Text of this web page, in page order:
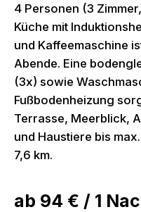
4 Personen (3
Küche mit
und Kaffeemaschine
Abende. Eine
(3x) sowie
Fußbodenheizung
Terrasse, Meerblick,
und Haustiere bis
7,6 km.
ab 94 € / 1